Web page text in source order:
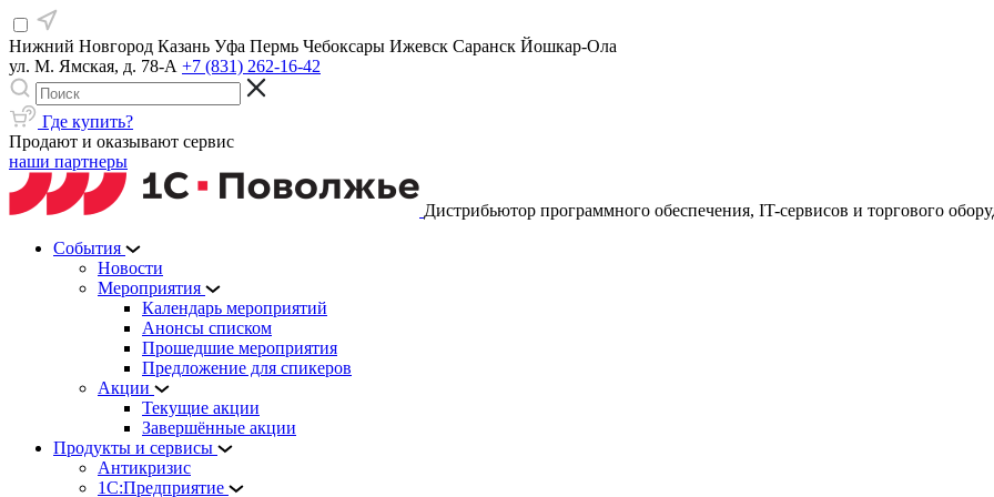
Нижний Новгород Казань Уфа Пермь Чебоксары Ижевск Саранск Йошкар-Ола
ул. М. Ямская, д. 78-А +7 (831) 262-16-42
Где купить?
Продают и оказывают сервис
наши партнеры
Дистрибьютор программного обеспечения, IT-сервисов и торгового
События
Новости
Мероприятия
Календарь мероприятий
Анонсы списком
Прошедшие мероприятия
Предложение для спикеров
Акции
Текущие акции
Завершённые акции
Продукты и сервисы
Антикризис
1С:Предприятие